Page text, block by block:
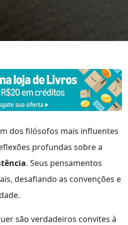
dos filósofos mais influentes
profundas sobre a
. Seus pensamentos
desafiando as convenções e
são verdadeiros convites à